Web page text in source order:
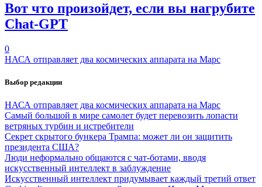
Вот что произойдет, если вы нагрубите
Chаt-GPT
0
НАСА отправляет два космических аппарата на Марс
Выбор редакции
НАСА отправляет два космических аппарата на Марс
Самый большой в мире самолет будет перевозить лопасти
ветряных турбин и истребители
Секрет скрытого бункера Трампа: может ли он защитить
президента США?
Люди неформально общаются с чат-ботами, вводя
искусственный интеллект в заблуждение
Искусственный интеллект придумывает каждый третий ответ